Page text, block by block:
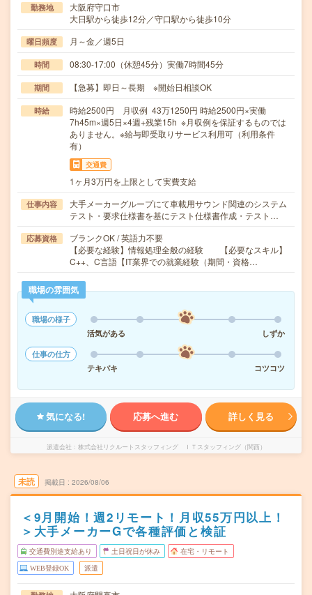
勤務地
大阪府守口市
大日駅から徒歩12分／守口駅から徒歩10分
曜日頻度 月～金／週5日
時間 08:30-17:00（休憩45分）実働7時間45分
期間 【急募】即日～長期 ※開始日相談OK
時給
時給2500円 月収例 43万1250円 時給2500円×実働
7h45m×週5日×4週+残業15h ※月収例を保証するものでは
ありません。※給与即受取りサービス利用可（利用条件
有）
交通費
1ヶ月3万円を上限として実費支給
仕事内容
大手メーカーグループにて車載用サウンド関連のシステム
テスト・要求仕様書を基にテスト仕様書作成・テスト…
応募資格
ブランクOK / 英語力不要
【必要な経験】情報処理全般の経験 【必要なスキル】
C++、C言語【IT業界での就業経験（期間・資格…
職場の雰囲気
職場の様子
活気がある
しずか
仕事の仕方
テキパキ
コツコツ
気になる! 応募へ進む 詳しく見る
派遣会社 株式会社リクルートスタッフィング ＩＴスタッフィング（関西）
未読 掲載日 2026/08/06
＜9月開始！週2リモート！月収55万円以上！
＞大手メーカーGで各種評価と検証
交通費別途支給あり 土日祝日が休み 在宅・リモート
WEB登録OK 派遣